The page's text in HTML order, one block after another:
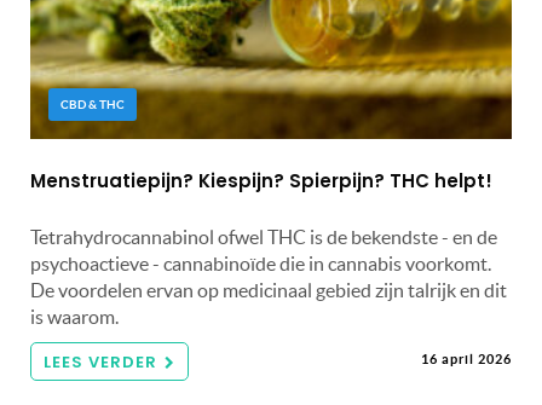
CBD & THC
Menstruatiepijn? Kiespijn? Spierpijn? THC helpt!
Tetrahydrocannabinol ofwel THC is de bekendste - en de
psychoactieve - cannabinoïde die in cannabis voorkomt.
De voordelen ervan op medicinaal gebied zijn talrijk en dit
is waarom.
LEES VERDER 16 april 2026